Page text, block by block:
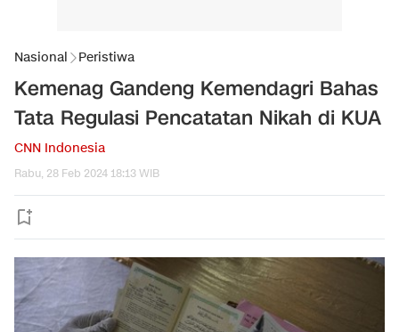
Nasional Peristiwa
Kemenag Gandeng Kemendagri Bahas
Tata Regulasi Pencatatan Nikah di KUA
CNN Indonesia
Rabu, 28 Feb 2024 18:13 WIB